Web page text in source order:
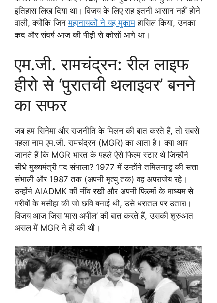
इतिहास लिख दिया था। विजय के लिए राह इतनी आसान नहीं होने
वाली, क्योंकि जिनमहानायकों ने यह मुकाम हासिल किया, उनका
कद और संघर्ष आज की पीढ़ी से कोसों आगे था।
एम.जी. रामचंद्रन: रील लाइफ
हीरो से ‘पुरातची थलाइवर’ बनने
का सफर
जब हम सिनेमा और राजनीति के मिलन की बात करते हैं, तो सबसे
पहला नाम एम.जी. रामचंद्रन (MGR) का आता है। क्या आप
जानते हैं कि MGR भारत के पहले ऐसे फिल्म स्टार थे जिन्होंने
सीधे मुख्यमंत्री पद संभाला? 1977 में उन्होंने तमिलनाडु की सत्ता
संभाली और 1987 तक (अपनी मृत्यु तक) वह अपराजेय रहे।
उन्होंने AIADMK की नींव रखी और अपनी फिल्मों के माध्यम से
गरीबों के मसीहा की जो छवि बनाई थी, उसे धरातल पर उतारा।
विजय आज जिस ‘मास अपील’ की बात करते हैं, उसकी शुरुआत
असल में MGR ने ही की थी।